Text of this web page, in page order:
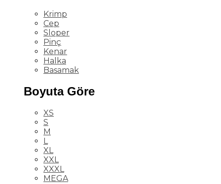
Krimp
Cep
Sloper
Pinç
Kenar
Halka
Basamak
Boyuta Göre
XS
S
M
L
XL
XXL
XXXL
MEGA